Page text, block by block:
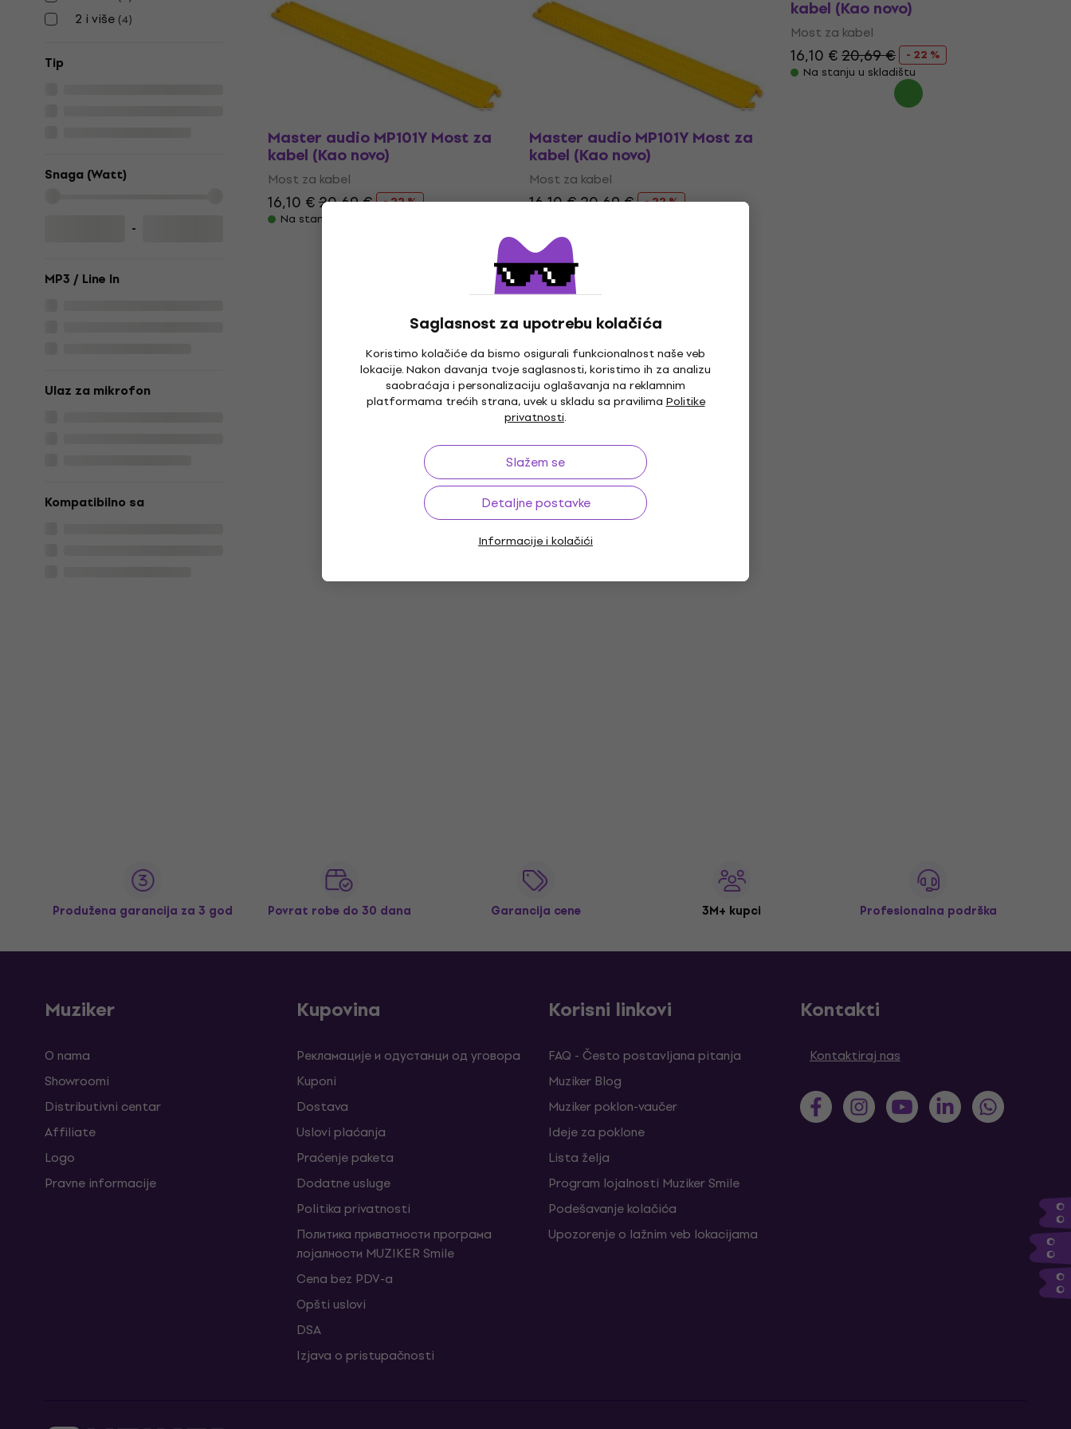
Saglasnost za upotrebu kolačića
Koristimo kolačiće da bismo osigurali funkcionalnost naše veb
lokacije. Nakon davanja tvoje saglasnosti, koristimo ih za analizu
saobraćaja i personalizaciju oglašavanja na reklamnim
platformama trećih strana, uvek u skladu sa pravilimaPolitike
privatnosti.
Slažem se
Detaljne postavke
Informacije i kolačići
2 i više (4)
Tip
Snaga (Watt)
-
MP3 / Line In
Ulaz za mikrofon
Kompatibilno sa
kabel (Kao novo)
Most za kabel
18,32 €
- 16 %
Na stanju u skladištu
kabel (Kao novo)
Most za kabel
18,32 €
- 16 %
Na stanju u skladištu
kabel (Kao novo)
Most za kabel
16,10 €20,69 €
- 22 %
Na stanju u skladištu
Master audio MP101Y Most za
kabel (Kao novo)
Most za kabel
16,10 €20,69 €
- 22 %
Na stanju u skladištu
Master audio MP101Y Most za
kabel (Kao novo)
Most za kabel
16,10 €20,69 €
- 22 %
Produžena garancija za 3 god Povrat robe do 30 dana Garancija cene 3M+ kupci Profesionalna podrška
Muziker
O nama
Showroomi
Distributivni centar
Affiliate
Logo
Pravne informacije
Kupovina
Рекламације и одустанци од уговора
Kuponi
Dostava
Uslovi plaćanja
Praćenje paketa
Dodatne usluge
Politika privatnosti
Политика приватности програма
лојалности MUZIKER Smile
Cena bez PDV-a
Opšti uslovi
DSA
Izjava o pristupačnosti
Korisni linkovi
FAQ - Često postavljana pitanja
Muziker Blog
Muziker poklon-vaučer
Ideje za poklone
Lista želja
Program lojalnosti Muziker Smile
Podešavanje kolačića
Upozorenje o lažnim veb lokacijama
Kontakti
Kontaktiraj nas